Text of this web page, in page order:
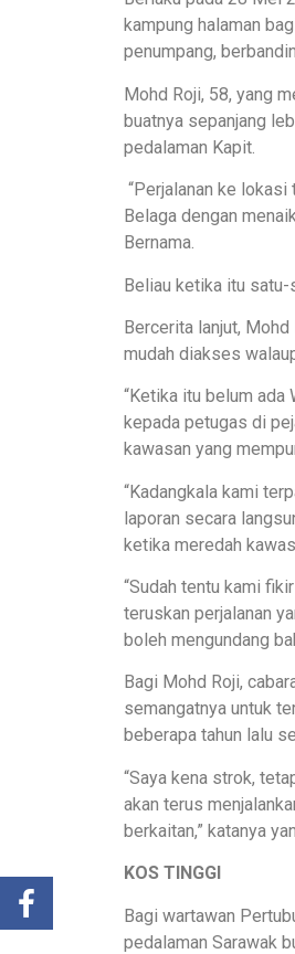
kampung halaman
penumpang,
Mohd Roji, 58, yang
buatnya sepanjang
pedalaman Kapit.
“Perjalanan ke
Belaga dengan
Bernama.
Beliau ketika itu
Bercerita lanjut,
mudah diakses
“Ketika itu belum ada
kepada petugas di
kawasan yang
“Kadangkala kami
laporan secara
ketika meredah
“Sudah tentu kami
teruskan perjalanan
boleh mengundang
Bagi Mohd Roji,
semangatnya untuk
beberapa tahun lalu
“Saya kena strok,
akan terus
berkaitan,” katanya
KOS TINGGI
Bagi wartawan
pedalaman Sarawak